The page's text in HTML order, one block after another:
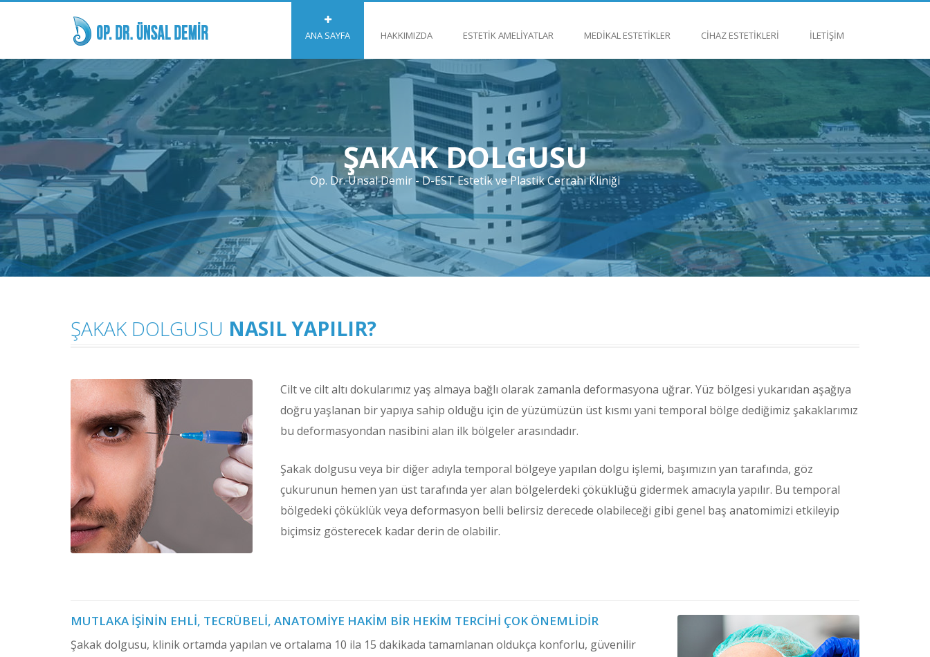
ANA SAYFA HAKKIMIZDA ESTETIK AMELIYATLAR MEDIKAL ESTETIKLER CIHAZ ESTETIKLERI İLETIŞIM
ŞAKAK DOLGUSU
Op. Dr. Ünsal Demir - D-EST Estetik ve Plastik Cerrahi Kliniği
ŞAKAK DOLGUSU NASIL YAPILIR?
Cilt ve cilt altı dokularımız yaş almaya bağlı olarak zamanla deformasyona uğrar. Yüz bölgesi yukarıdan aşağıya
doğru yaşlanan bir yapıya sahip olduğu için de yüzümüzün üst kısmı yani temporal bölge dediğimiz şakaklarımız
bu deformasyondan nasibini alan ilk bölgeler arasındadır.
Şakak dolgusu veya bir diğer adıyla temporal bölgeye yapılan dolgu işlemi, başımızın yan tarafında, göz
çukurunun hemen yan üst tarafında yer alan bölgelerdeki çöküklüğü gidermek amacıyla yapılır. Bu temporal
bölgedeki çöküklük veya deformasyon belli belirsiz derecede olabileceği gibi genel baş anatomimizi etkileyip
biçimsiz gösterecek kadar derin de olabilir.
MUTLAKA IŞININ EHLI, TECRÜBELI, ANATOMIYE HAKIM BIR HEKIM TERCIHI ÇOK ÖNEMLIDIR
Şakak dolgusu, klinik ortamda yapılan ve ortalama 10 ila 15 dakikada tamamlanan oldukça konforlu, güvenilir